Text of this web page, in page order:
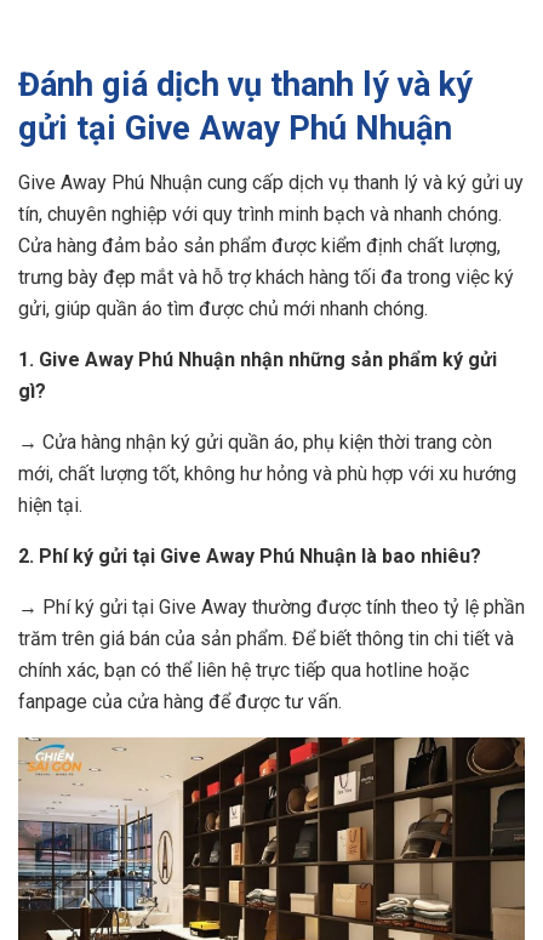
Đánh giá dịch vụ thanh lý và ký
gửi tại Give Away Phú Nhuận
Give Away Phú Nhuận cung cấp dịch vụ thanh lý và ký gửi uy
tín, chuyên nghiệp với quy trình minh bạch và nhanh chóng.
Cửa hàng đảm bảo sản phẩm được kiểm định chất lượng,
trưng bày đẹp mắt và hỗ trợ khách hàng tối đa trong việc ký
gửi, giúp quần áo tìm được chủ mới nhanh chóng.
1. Give Away Phú Nhuận nhận những sản phẩm ký gửi
gì?
→ Cửa hàng nhận ký gửi quần áo, phụ kiện thời trang còn
mới, chất lượng tốt, không hư hỏng và phù hợp với xu hướng
hiện tại.
2. Phí ký gửi tại Give Away Phú Nhuận là bao nhiêu?
→ Phí ký gửi tại Give Away thường được tính theo tỷ lệ phần
trăm trên giá bán của sản phẩm. Để biết thông tin chi tiết và
chính xác, bạn có thể liên hệ trực tiếp qua hotline hoặc
fanpage của cửa hàng để được tư vấn.